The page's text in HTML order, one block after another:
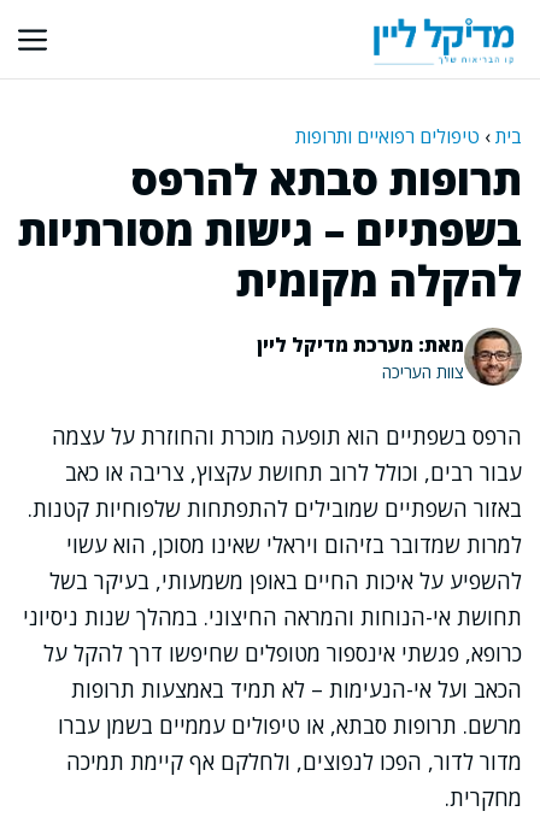
לתוכן
בית› טיפולים רפואיים ותרופות
תרופות סבתא להרפס
בשפתיים – גישות מסורתיות
להקלה מקומית
מאת: מערכת מדיקל ליין
צוות העריכה
הרפס בשפתיים הוא תופעה מוכרת והחוזרת על עצמה
עבור רבים, וכולל לרוב תחושת עקצוץ, צריבה או כאב
באזור השפתיים שמובילים להתפתחות שלפוחיות קטנות.
למרות שמדובר בזיהום ויראלי שאינו מסוכן, הוא עשוי
להשפיע על איכות החיים באופן משמעותי, בעיקר בשל
תחושת אי-הנוחות והמראה החיצוני. במהלך שנות ניסיוני
כרופא, פגשתי אינספור מטופלים שחיפשו דרך להקל על
הכאב ועל אי-הנעימות – לא תמיד באמצעות תרופות
מרשם. תרופות סבתא, או טיפולים עממיים בשמן עברו
מדור לדור, הפכו לנפוצים, ולחלקם אף קיימת תמיכה
מחקרית.